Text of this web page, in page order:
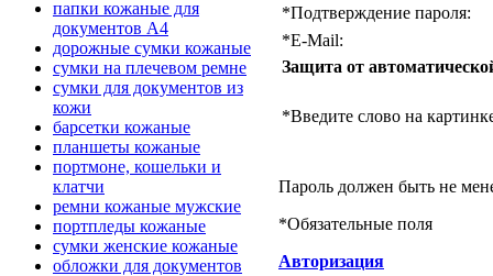
папки кожаные для
документов А4
дорожные сумки кожаные
сумки на плечевом ремне
сумки для документов из
кожи
барсетки кожаные
планшеты кожаные
портмоне, кошельки и
клатчи
ремни кожаные мужские
портпледы кожаные
сумки женские кожаные
обложки для документов
*Подтверждение пароля:
*E-Mail:
Защита от
*Введите слово на
Пароль должен быть не
*Обязательные поля
Авторизация